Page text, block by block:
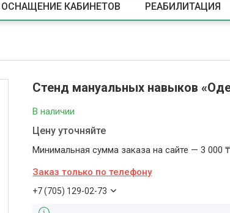
ОСНАЩЕНИЕ КАБИНЕТОВ РЕАБИЛИТАЦИЯ
Стенд мануальных навыков
В наличии
Цену уточняйте
Минимальная сумма заказа на сайте — 3 000 ₸
Заказ только по телефону
+7 (705) 129-02-73